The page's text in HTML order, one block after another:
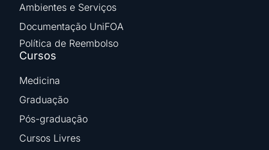
Ambientes e Serviços
Documentação UniFOA
Política de Reembolso
Cursos
Medicina
Graduação
Pós-graduação
Cursos Livres